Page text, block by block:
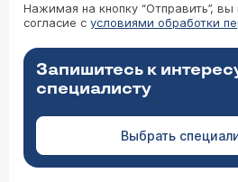
Нажимая на кнопку “Отправить”,
согласие с условиями обработки
Запишитесь к
специалисту
Выбрать